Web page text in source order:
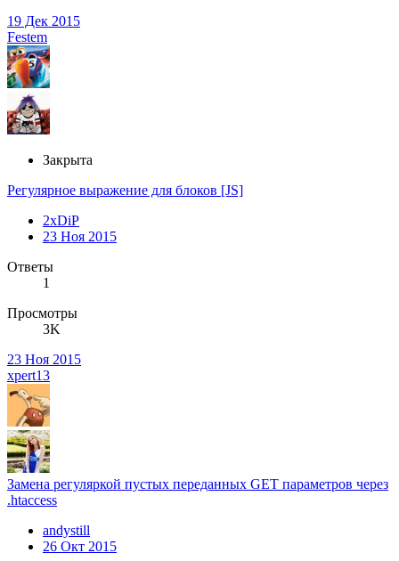
19 Дек 2015
Festem
Закрыта
Регулярное выражение для блоков [JS]
2xDiP
23 Ноя 2015
Ответы
1
Просмотры
3K
23 Ноя 2015
xpert13
Замена регуляркой пустых переданных GET параметров через
.htaccess
andystill
26 Окт 2015